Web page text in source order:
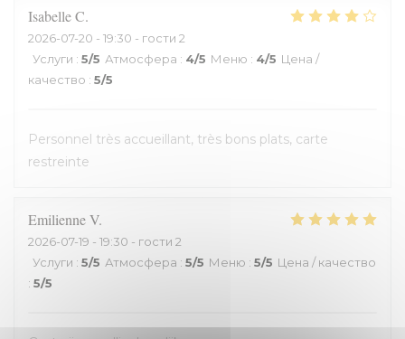
IsabelleC
2026-07-20 - 19:30 - гости 2
Услуги : 5/5 Атмосфера : 4/5 Меню : 4/5 Цена /
качество : 5/5
Personnel très accueillant, très bons plats, carte
restreinte
EmilienneV
2026-07-19 - 19:30 - гости 2
Услуги : 5/5 Атмосфера : 5/5 Меню : 5/5 Цена / качество
: 5/5